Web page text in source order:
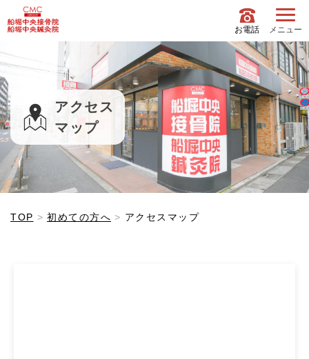
お電話 メニュー
アクセス
マップ
TOP 初めての方へ アクセスマップ